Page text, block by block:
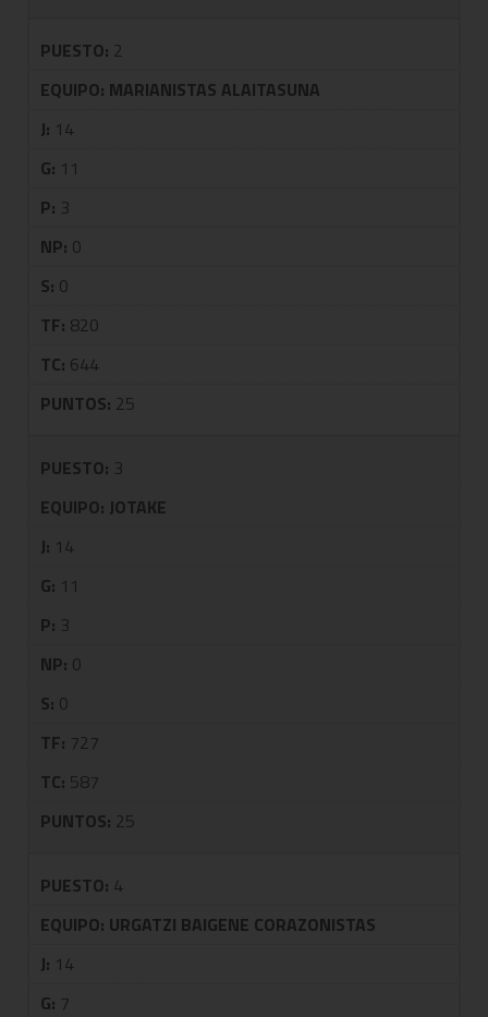
PUESTO: 2
EQUIPO: MARIANISTAS ALAITASUNA
J: 14
G: 11
P: 3
NP: 0
S: 0
TF: 820
TC: 644
PUNTOS: 25
PUESTO: 3
EQUIPO: JOTAKE
J: 14
G: 11
P: 3
NP: 0
S: 0
TF: 727
TC: 587
PUNTOS: 25
PUESTO: 4
EQUIPO: URGATZI BAIGENE CORAZONISTAS
J: 14
G: 7